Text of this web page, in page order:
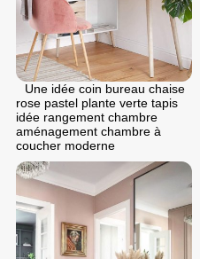
Une idée coin bureau chaise
rose pastel plante verte tapis
idée rangement chambre
aménagement chambre à
coucher moderne